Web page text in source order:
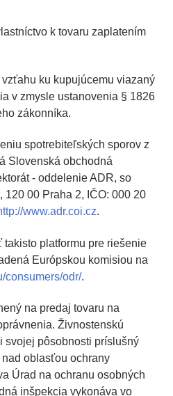
k tovaru zaplatením
ku kupujúcemu viazaný
v zmysle ustanovenia § 1826
zákonníka.
spotrebiteľských sporov z
Slovenská obchodná
- oddelenie ADR, so
00 Praha 2, IČO: 000 20
www.adr.coi.cz.
platformu pre riešenie
Európskou komisiou na
consumers/odr/.
na predaj tovaru na
Živnostenskú
svojej pôsobnosti príslušný
oblasťou ochrany
Úrad na ochranu osobných
inšpekcia vykonáva vo